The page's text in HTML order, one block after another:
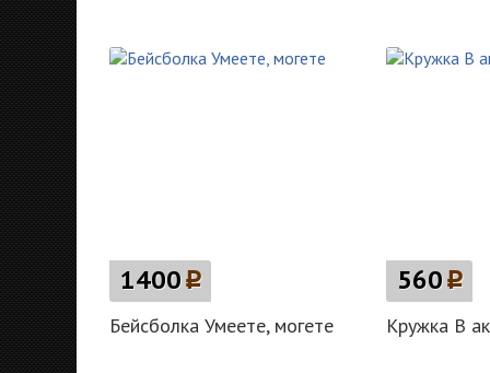
1400p
Бейсболка Умеете, могете
560p
Кружка В